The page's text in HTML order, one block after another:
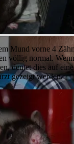
Mund vorne 4
völlig normal.
deutet dies auf
gezeigt werden.